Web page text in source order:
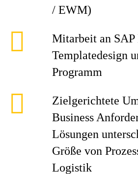
/ EWM)
Mitarbeit an
Templatedesign
Programm
Zielgerichtete
Business
Lösungen
Größe von
Logistik